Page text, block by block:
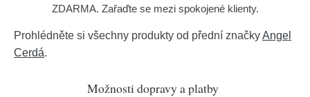
ZDARMA. Zařaďte se mezi spokojené klienty.
Prohlédněte si všechny produkty od přední značkyAngel
Cerdá.
Možnosti dopravy a platby